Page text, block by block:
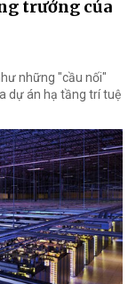
trưởng của
những "cầu nối"
dự án hạ tầng trí tuệ